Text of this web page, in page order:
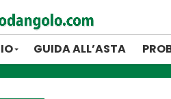
GUIDA ALL’ASTA